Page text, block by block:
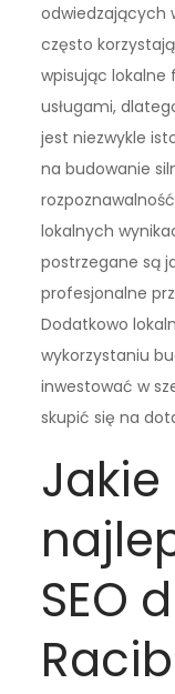
odwiedzających
często
wpisując lokalne
usługami,
jest niezwykle
na budowanie
lokalnych
postrzegane są
profesjonalne
Dodatkowo
wykorzystaniu
inwestować w
skupić się na
Jakie
SEO